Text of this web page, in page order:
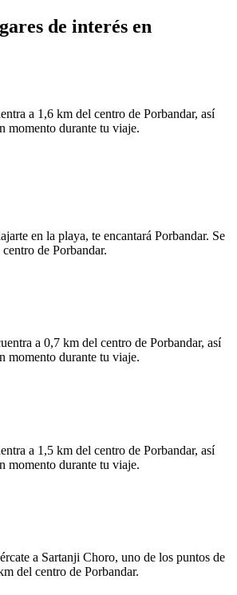
de interés en
a 1,6 km del centro de Porbandar, así
momento durante tu viaje.
en la playa, te encantará Porbandar. Se
de Porbandar.
a 0,7 km del centro de Porbandar, así
momento durante tu viaje.
a 1,5 km del centro de Porbandar, así
momento durante tu viaje.
a Sartanji Choro, uno de los puntos de
del centro de Porbandar.